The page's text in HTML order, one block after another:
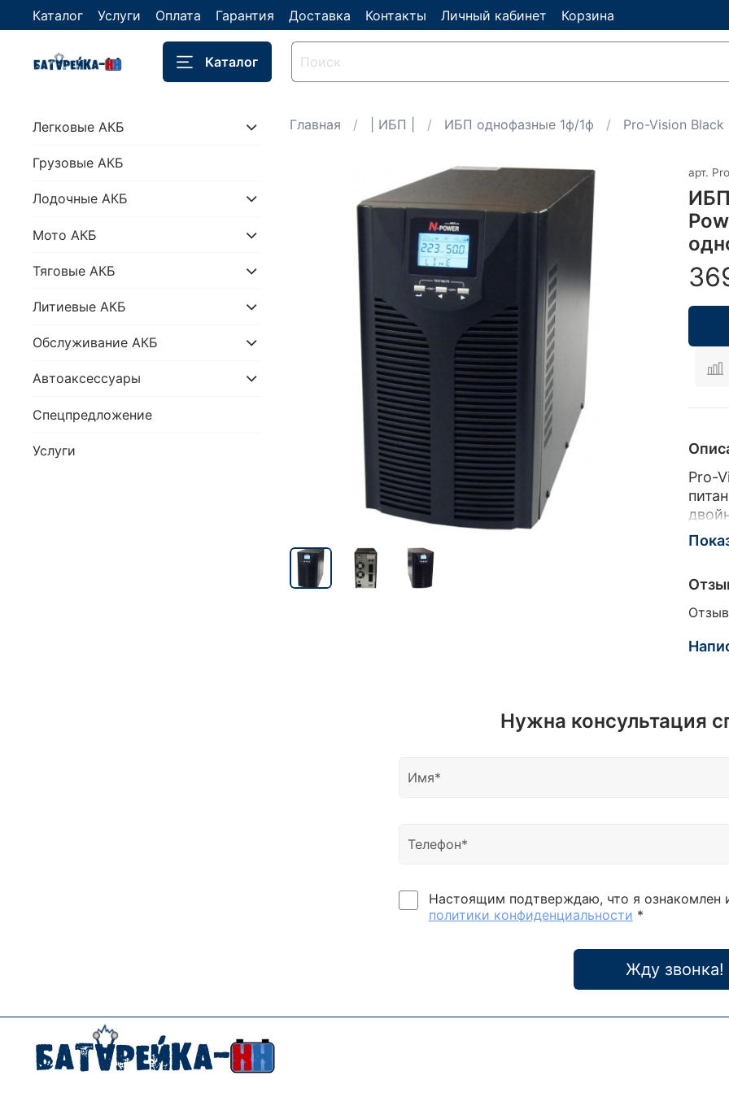
Каталог Услуги Оплата Гарантия Доставка Контакты Личный кабинет Корзина
Каталог
Главная | ИБП | ИБП однофазные 1ф/1ф Pro-Vision Black
арт.
Pro-
Pro-
Нужна консультация
Настоящим подтверждаю, что я ознакомлен
политики конфиденциальности *
Жду звонка!
Легковые АКБ
Грузовые АКБ
Лодочные АКБ
Мото АКБ
Тяговые АКБ
Литиевые АКБ
Обслуживание АКБ
Автоаксессуары
Спецпредложение
Услуги